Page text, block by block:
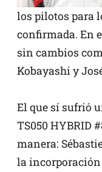
los pilotos para
confirmada. En
sin cambios
Kobayashi y
El que sí sufrió
TS050 HYBRID
manera:
la incorporación